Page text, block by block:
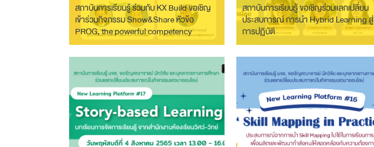
สถาบันการเรียนรู้ ร่วมกับ KX Build ขอเชิญ
เข้าร่วมกิจกรรม Show&Share หัวข้อ
PROG, the powerful competency
assessment
สถาบันการเรียนรู้ ขอเชิญร่วมแลกเปลี่ยน
ประสบการณ์ การนำ Hybrid Learning สู่
การปฏิบัติ